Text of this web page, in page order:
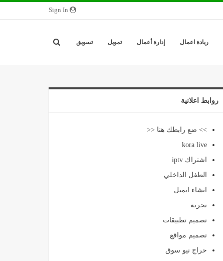
ريادة اعمال إدارة أعمال تمويل تسويق
روابط اعلانية
>> ضع رابطك هنا <<
kora live
اشتراك iptv
الطفل الداخلي
انشاء ايميل
تجربة
تصميم تطبيقات
تصميم مواقع
حراج نيو سوق